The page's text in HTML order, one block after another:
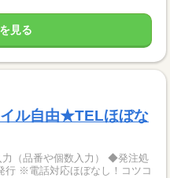
見る
ル自由★TELほぼな
※電話対応ほぼなし！コツコ